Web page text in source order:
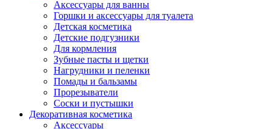
Аксессуары для ванны
Горшки и аксессуары для туалета
Детская косметика
Детские подгузники
Для кормления
Зубные пасты и щетки
Нагрудники и пеленки
Помады и бальзамы
Прорезыватели
Соски и пустышки
Декоративная косметика
Аксессуары